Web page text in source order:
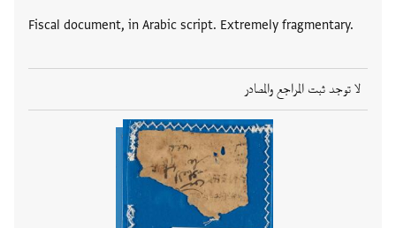
Fiscal document, in Arabic script. Extremely fragmentary.
لا توجد ثبت المراجع والمصادر